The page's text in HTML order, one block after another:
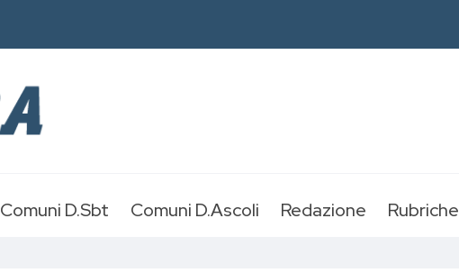
Comuni D.Sbt Comuni D.Ascoli Redazione Rubriche